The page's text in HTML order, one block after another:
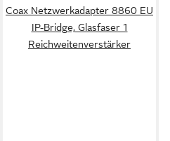
Coax Netzwerkadapter 8860 EU
IP-Bridge, Glasfaser 1
Reichweitenverstärker